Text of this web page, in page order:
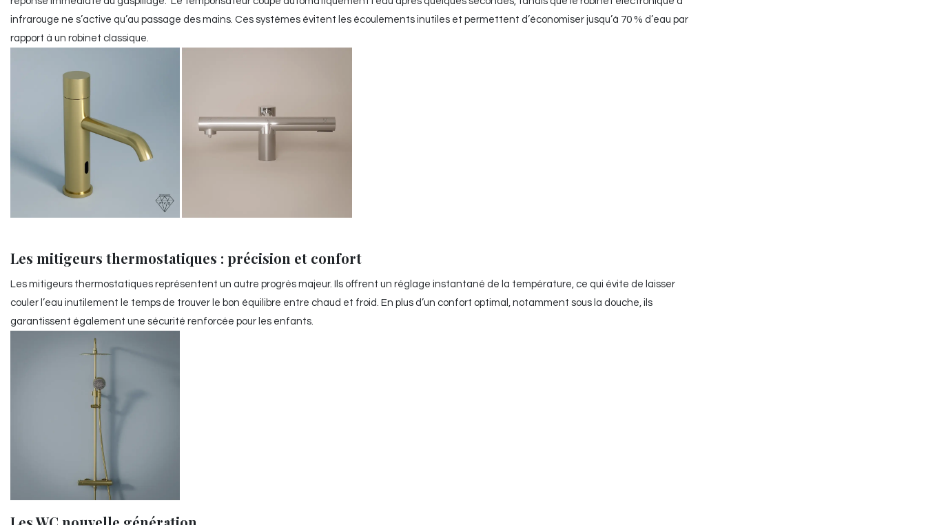
infrarouge ne s’active qu’au passage des mains. Ces systèmes évitent les écoulements inutiles et permettent d’économiser jusqu’à 70 % d’eau par
rapport à un robinet classique.
Les mitigeurs thermostatiques : précision et confort
Les mitigeurs thermostatiques représentent un autre progrès majeur. Ils offrent un réglage instantané de la température, ce qui évite de laisser
couler l’eau inutilement le temps de trouver le bon équilibre entre chaud et froid. En plus d’un confort optimal, notamment sous la douche, ils
garantissent également une sécurité renforcée pour les enfants.